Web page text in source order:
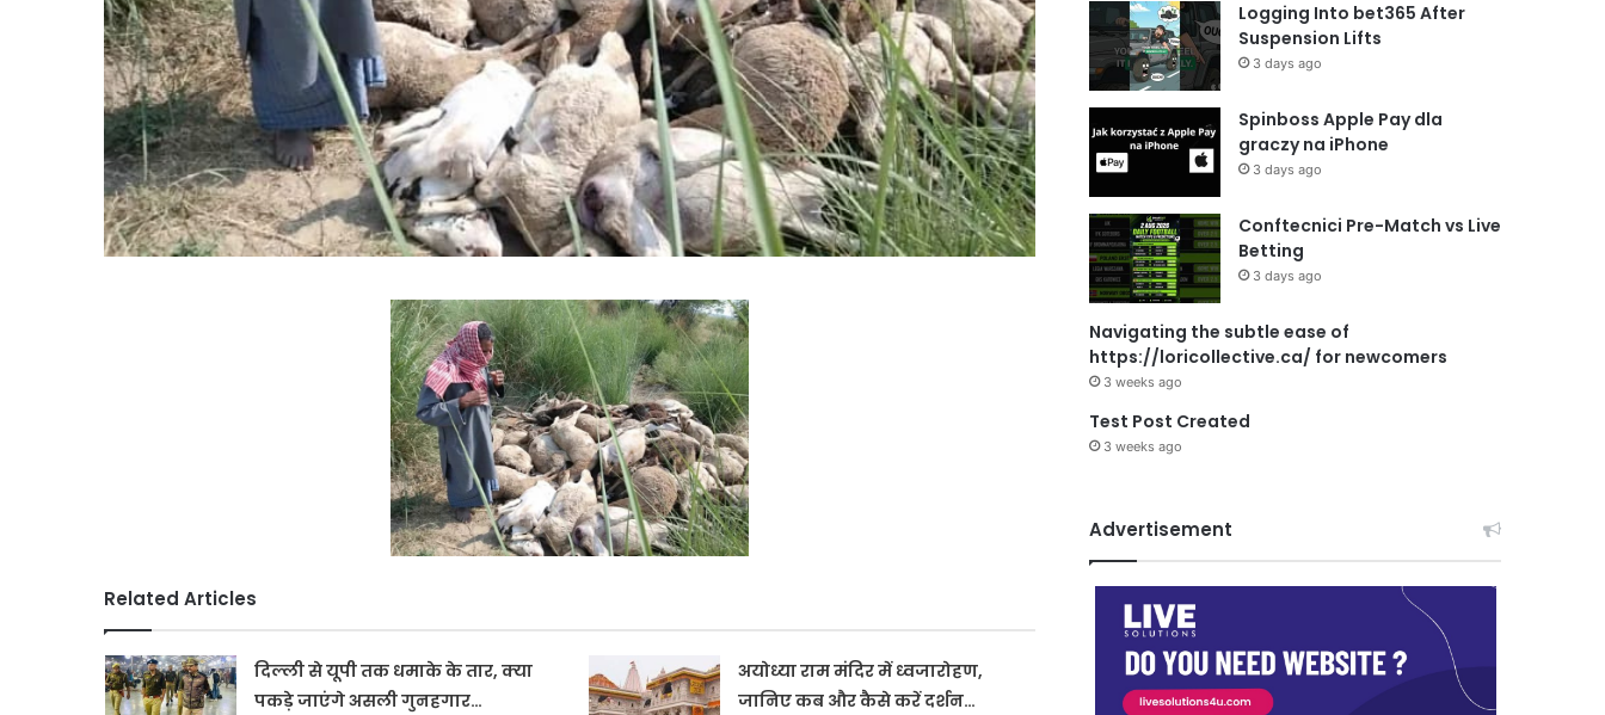
Related Articles
दिल्ली से यूपी तक धमाके के तार, क्या
पकड़े जाएंगे असली गुनहगार…
अयोध्या राम मंदिर में ध्वजारोहण,
जानिए कब और कैसे करें दर्शन…
Logging Into bet365 After
Suspension Lifts
3 days ago
Spinboss Apple Pay dla
graczy na iPhone
3 days ago
Conftecnici Pre-Match vs Live
Betting
3 days ago
Navigating the subtle ease of
https://loricollective.ca/ for newcomers
3 weeks ago
Test Post Created
3 weeks ago
Advertisement